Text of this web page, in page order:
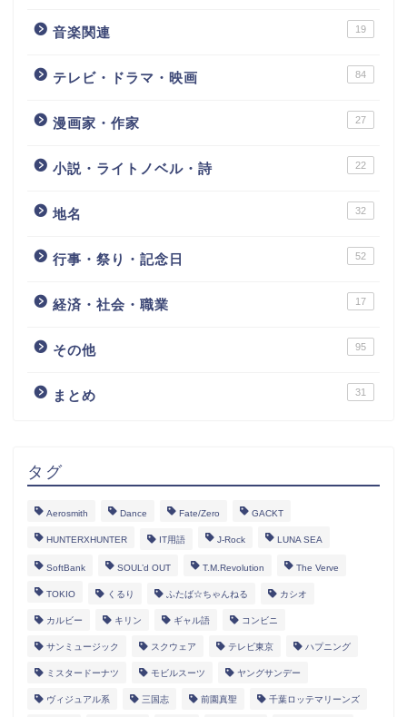
音楽関連 19
テレビ・ドラマ・映画 84
漫画家・作家 27
小説・ライトノベル・詩 22
地名 32
行事・祭り・記念日 52
経済・社会・職業 17
その他 95
まとめ 31
タグ
Aerosmith Dance Fate/Zero GACKT
HUNTERXHUNTER IT用語 J-Rock LUNA SEA
SoftBank SOUL’d OUT T.M.Revolution The Verve
TOKIO くるり ふたば☆ちゃんねる カシオ
カルビー キリン ギャル語 コンビニ
サンミュージック スクウェア テレビ東京 ハプニング
ミスタードーナツ モビルスーツ ヤングサンデー
ヴィジュアル系 三国志 前園真聖 千葉ロッテマリーンズ